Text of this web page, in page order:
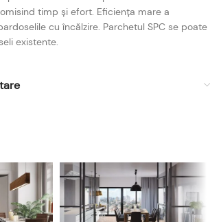
timp și efort. Eficiența mare a
cu încălzire. Parchetul SPC se poate
existente.